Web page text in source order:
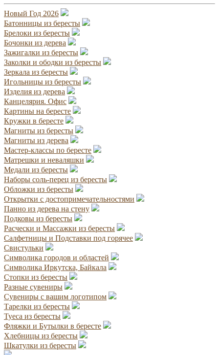
Новый Год 2026
Батонницы из бересты
Брелоки из бересты
Бочонки из дерева
Зажигалки из бересты
Заколки и ободки из бересты
Зеркала из бересты
Игольницы из бересты
Изделия из дерева
Канцелярия. Офис
Картины на бересте
Кружки в бересте
Магниты из бересты
Магниты из дерева
Мастер-классы по бересте
Матрешки и неваляшки
Медали из бересты
Наборы соль-перец из бересты
Обложки из бересты
Открытки с достопримечательностями
Панно из дерева на стену
Подковы из бересты
Расчески и Массажки из бересты
Салфетницы и Подставки под горячее
Свистульки
Символика городов и областей
Символика Иркутска, Байкала
Стопки из бересты
Разные сувениры
Сувениры с вашим логотипом
Тарелки из бересты
Туеса из бересты
Фляжки и Бутылки в бересте
Хлебницы из бересты
Шкатулки из бересты